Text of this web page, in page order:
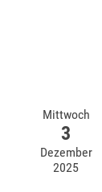
Mittwoch
3
Dezember
2025